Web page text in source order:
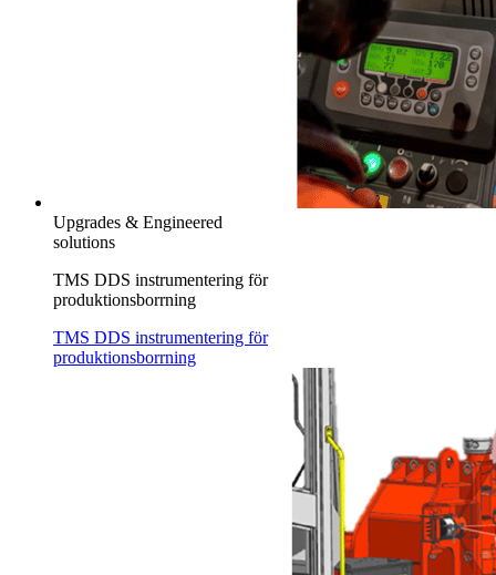
Upgrades & Engineered
solutions
TMS DDS instrumentering för
produktionsborrning
TMS DDS instrumentering för
produktionsborrning